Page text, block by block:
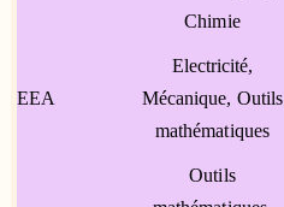
Chimie
EEA
Electricité,
Mécanique, Outils
mathématiques
Outils